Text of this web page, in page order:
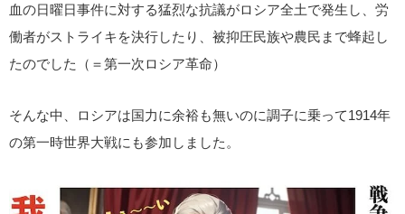
血の日曜日事件に対する猛烈な抗議がロシア全土で発生し、労
働者がストライキを決行したり、被抑圧民族や農民まで蜂起し
たのでした（＝第一次ロシア革命）
そんな中、ロシアは国力に余裕も無いのに調子に乗って1914年
の第一時世界大戦にも参加しました。